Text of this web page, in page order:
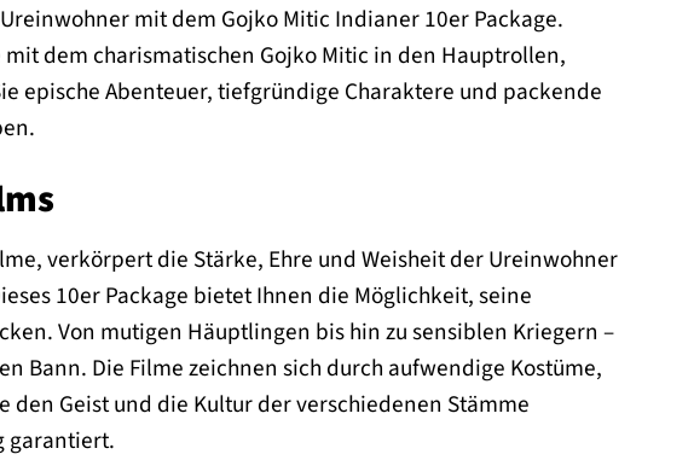
mit dem Gojko Mitic Indianer 10er Package.
dem charismatischen Gojko Mitic in den Hauptrollen,
epische Abenteuer, tiefgründige Charaktere und packende
verkörpert die Stärke, Ehre und Weisheit der Ureinwohner
10er Package bietet Ihnen die Möglichkeit, seine
Von mutigen Häuptlingen bis hin zu sensiblen Kriegern –
Bann. Die Filme zeichnen sich durch aufwendige Kostüme,
Geist und die Kultur der verschiedenen Stämme
garantiert.